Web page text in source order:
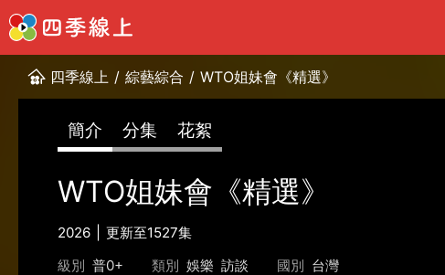
四季線上 / 綜藝綜合 / WTO姐妹會《精選》
簡介 分集 花絮
WTO姐妹會《精選》
2026
更新至1527集
級別 普0+ 類別 娛樂 訪談 國別 台灣